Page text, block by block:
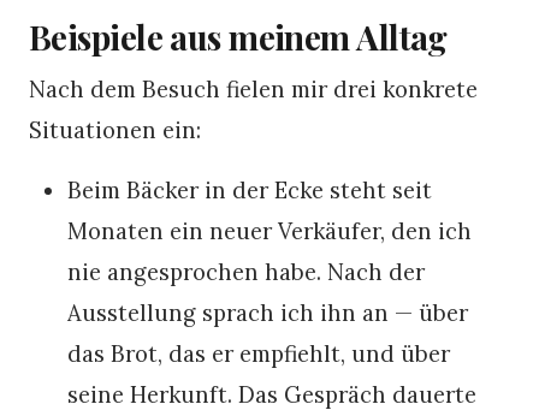
Beispiele aus meinem Alltag
Nach dem Besuch fielen mir drei konkrete
Situationen ein:
Beim Bäcker in der Ecke steht seit
Monaten ein neuer Verkäufer, den ich
nie angesprochen habe. Nach der
Ausstellung sprach ich ihn an — über
das Brot, das er empfiehlt, und über
seine Herkunft. Das Gespräch dauerte